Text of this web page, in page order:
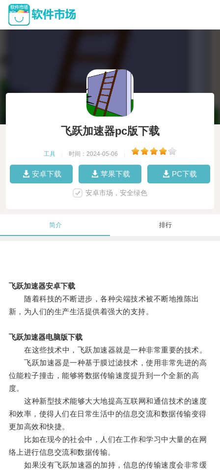
飞跃加速器pc版下载
工具 时间：2024-05-06
安卓下载 苹果下载 PC下载
安卓市场，安全绿色
简介 排行
飞跃加速器安卓下载
随着科技的不断进步，各种尖端技术被不断地推陈出
新，为人们的生产生活提供着强大的支持。
飞跃加速器电脑版下载
在这些技术中，飞跃加速器就是一种非常重要的技术。
飞跃加速器是一种基于膜过滤技术，使用非常先进的高
位能粒子撞击，能够将数据传输速度提升到一个全新的高
度。
这种新型技术能够大大地提高互联网和通信技术的速度
和效率，使得人们在日常生活中的信息交流和数据传输变得
更加高效和快捷。
比如在现今的社会中，人们在工作和学习中大量的在网
络上进行信息交流和数据传输。
如果没有飞跃加速器的加持，信息的传输速度会非常缓